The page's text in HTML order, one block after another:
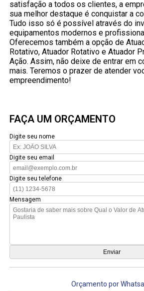
satisfação a todos os clientes, a
sua melhor destaque é conquistar a
Tudo isso só é possível através do
equipamentos modernos e
Oferecemos também a opção de
Rotativo, Atuador Rotativo e Atuador
Ação. Assim, não deixe de entrar em
mais. Teremos o prazer de atender
empreendimento!
FAÇA UM ORÇAMENTO
Digite seu nome
Digite seu email
Digite seu telefone
Mensagem
Orçamento por